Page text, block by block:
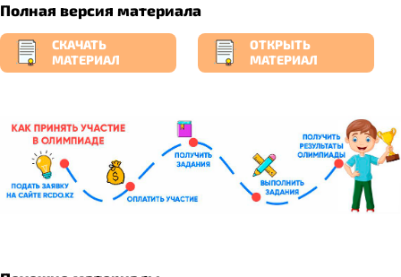
Полная версия материала
СКАЧАТЬ
МАТЕРИАЛ
ОТКРЫТЬ
МАТЕРИАЛ